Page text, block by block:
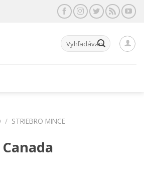
Hľadať:
/ STRIEBRO MINCE